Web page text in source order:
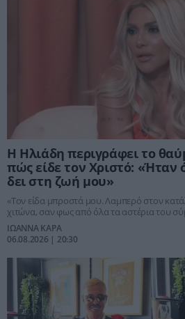
Η Ηλιάδη περιγράφει το
πώς είδε τον Χριστό: «Ήταν
δει στη ζωή μου»
«Tον είδα μπροστά μου. Λαμπερό στον
χιτώνα, σαν φως από όλα τα αστέρια του
ΙΩΑΝΝΑ ΚΑΡΑ
06.08.2026 | 20:30